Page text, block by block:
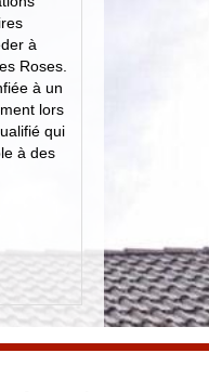
à
Roses.
à un
lors
qui
à des